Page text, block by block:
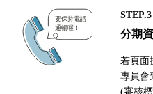
STEP.3
分期
若頁面
專員會
(審核